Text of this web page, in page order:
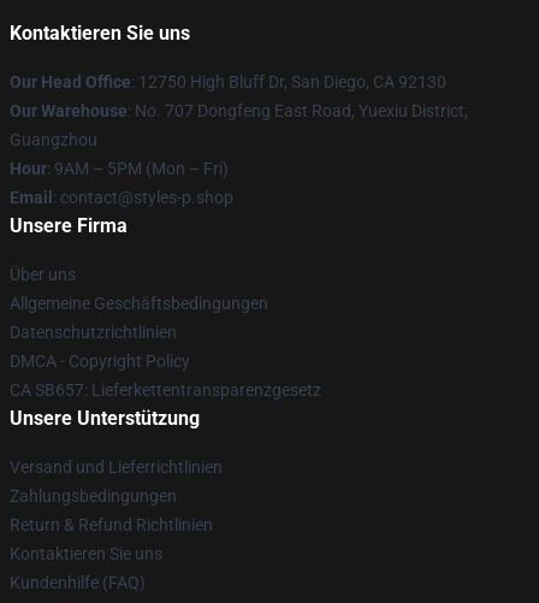
Kontaktieren Sie uns
Our Head Office: 12750 High Bluff Dr, San Diego, CA 92130
Our Warehouse: No. 707 Dongfeng East Road, Yuexiu District,
Guangzhou
Hour: 9AM – 5PM (Mon – Fri)
Email : contact@styles-p.shop
Unsere Firma
Über uns
Allgemeine Geschäftsbedingungen
Datenschutzrichtlinien
DMCA - Copyright Policy
CA SB657: Lieferkettentransparenzgesetz
Unsere Unterstützung
Versand und Lieferrichtlinien
Zahlungsbedingungen
Return & Refund Richtlinien
Kontaktieren Sie uns
Kundenhilfe (FAQ)